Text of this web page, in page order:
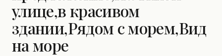
улице,в красивом
здании,Рядом с морем,Вид
на море